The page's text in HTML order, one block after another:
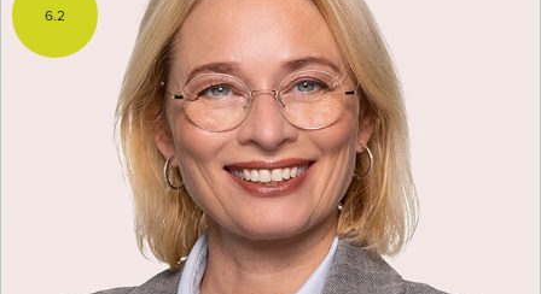
6.2